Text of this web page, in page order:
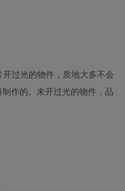
过光的物件，质地大多不会
作的。未开过光的物件，品